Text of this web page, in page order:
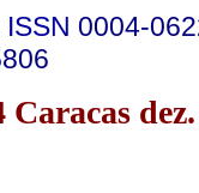
ISSN 0004-